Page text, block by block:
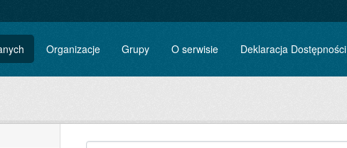
Organizacje Grupy O serwisie Deklaracja Dostępności